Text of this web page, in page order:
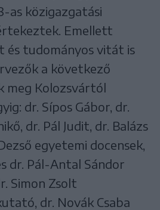
as közigazgatási
Emellett
és tudományos vitát is
a következő
meg Kolozsvártól
dr. Sípos Gábor, dr.
dr. Pál Judit, dr. Balázs
egyetemi docensek,
dr. Pál-Antal Sándor
Simon Zsolt
dr. Novák Csaba